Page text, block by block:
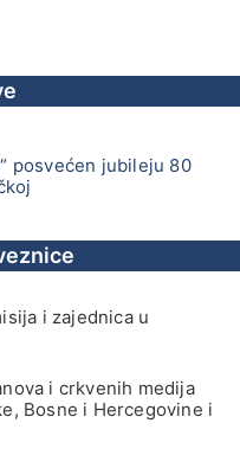
posvećen jubileju 80
i zajednica u
i crkvenih medija
Bosne i Hercegovine i